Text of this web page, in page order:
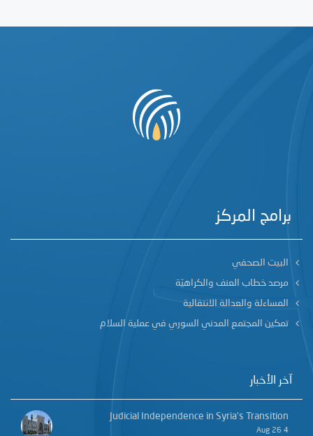
برامج المركز
البيت الصحفي
مرصد خطاب العنف والكراهيّة
المساءلة والعدالة الانتقالية
تمكين المجتمع المدني السوري في عملية السلام
آخر الأخبار
Judicial Independence in Syria’s Transition
4 Aug 26